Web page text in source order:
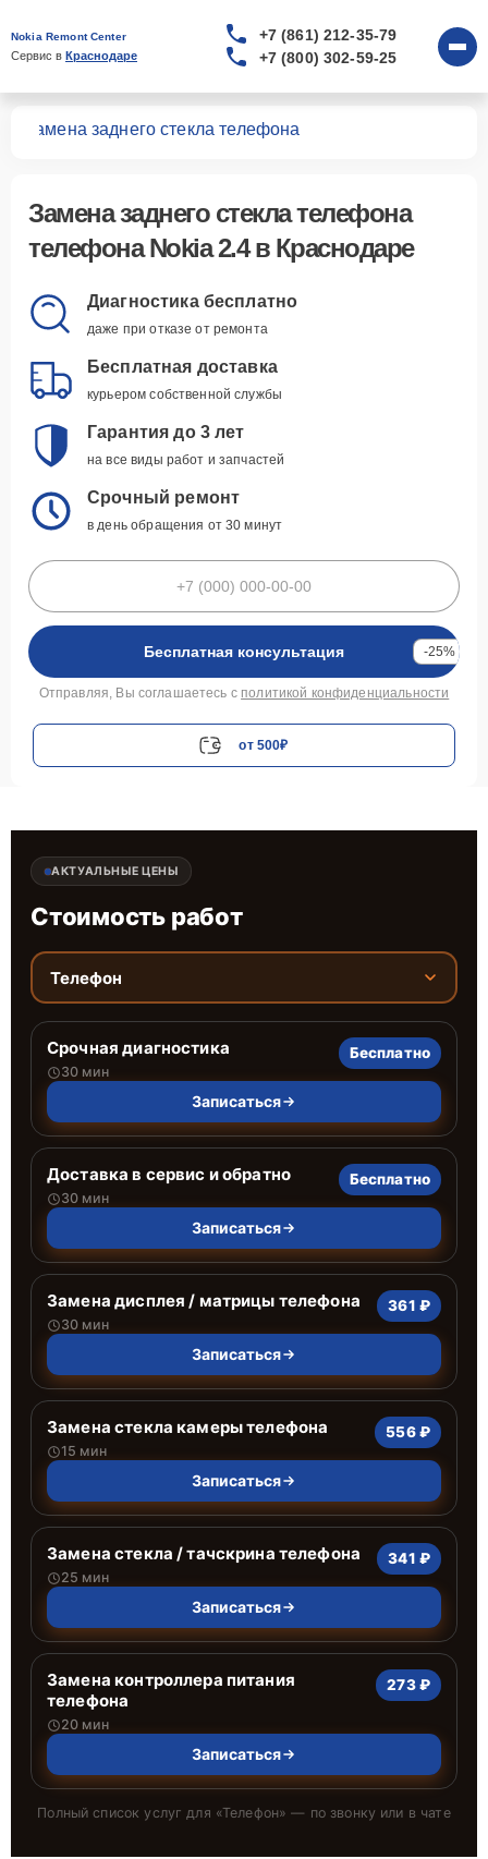
Nokia Remont Center
Сервис в Краснодаре
+7 (861) 212-35-79
+7 (800) 302-59-25
Замена заднего стекла телефона
Замена заднего стекла телефона
телефона Nokia 2.4 в Краснодаре
Диагностика бесплатно
даже при отказе от ремонта
Бесплатная доставка
курьером собственной службы
Гарантия до 3 лет
на все виды работ и запчастей
Срочный ремонт
в день обращения от 30 минут
Бесплатная консультация -25%
Отправляя, Вы соглашаетесь с политикой конфиденциальности
от 500₽
АКТУАЛЬНЫЕ ЦЕНЫ
Стоимость работ
Телефон
Срочная диагностика
30 мин
Бесплатно
Записаться
Доставка в сервис и обратно
30 мин
Бесплатно
Записаться
Замена дисплея / матрицы телефона
30 мин
361 ₽
Записаться
Замена стекла камеры телефона
15 мин
556 ₽
Записаться
Замена стекла / тачскрина телефона
25 мин
341 ₽
Записаться
Замена контроллера питания
телефона
20 мин
273 ₽
Записаться
Полный список услуг для «Телефон» — по звонку или в чате